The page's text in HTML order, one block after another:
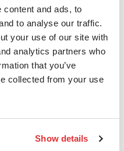
content and ads, to
to analyse our traffic.
your use of our site with
analytics partners who
that you’ve
collected from your use
Show details
Facts